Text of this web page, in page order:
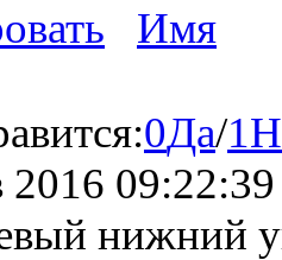
Имя
0Да/1
2016 09:22:39
нижний